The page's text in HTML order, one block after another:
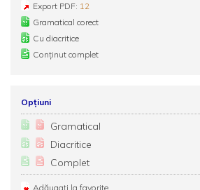
Export PDF: 12
Gramatical corect
Cu diacritice
Conținut complet
Opțiuni
Gramatical
Diacritice
Complet
Adăugați la favorite